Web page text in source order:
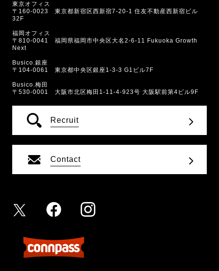
東京オフィス
〒160-0023 東京都新宿区西新宿7-20-1 住友不動産西新宿ビル
32F
福岡オフィス
〒810-0041 福岡県福岡市中央区大名2-6-11 Fukuoka Growth
Next
Busico.銀座
〒104-0061 東京都中央区銀座1-3-3 G1ビル7F
Busico.梅田
〒530-0001 大阪市北区梅田1-11-4-923号 大阪駅前第4ビル9F
Recruit
Contact